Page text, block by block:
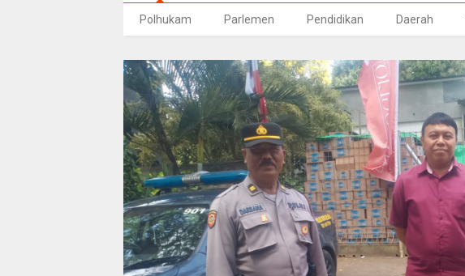
Polhukam Parlemen Pendidikan Daerah